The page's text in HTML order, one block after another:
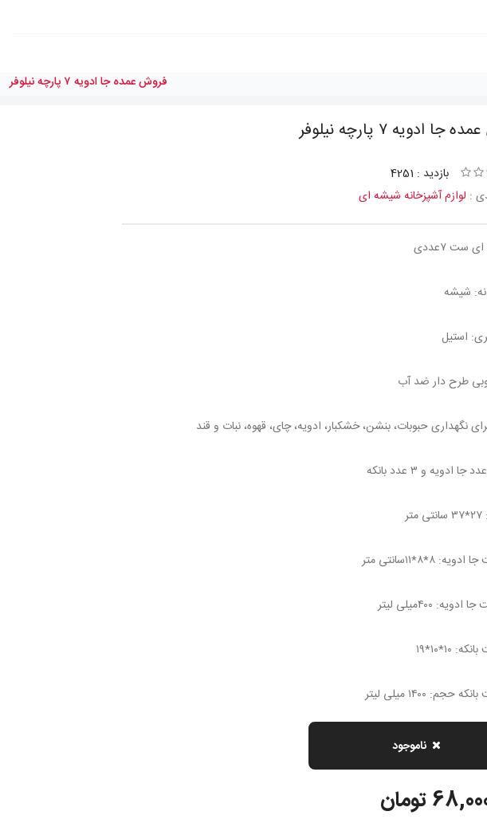
فروش عمده جا ادويه ٧ پارچه نيلوفر
ادويه ٧ پارچه نيلوفر
بازدید : 4251
: لوازم آشپزخانه شیشه ای
ست ۷عددی
شیشه
استیل
طرح دار ضد آب
نگهداری حبوبات، بنشن، خشکبار، ادویه، چای، قهوه، نبات و قند
۸*۸*۱۱سانتی متر
۴۰۰میلی لیتر
۱۰*۱۰*۱۹
حجم: ۱۴۰۰ میلی لیتر
ناموجود
تومان